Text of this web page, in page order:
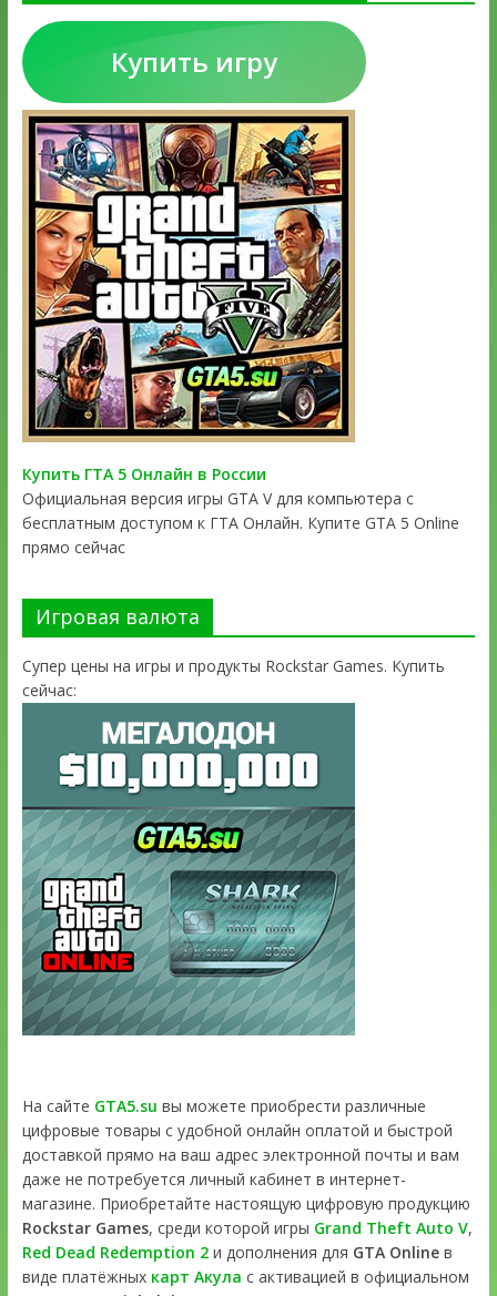
Купить игру
Купить ГТА 5 Онлайн в России
Официальная версия игры GTA V для компьютера с
бесплатным доступом к ГТА Онлайн. Купите GTA 5 Online
прямо сейчас
Игровая валюта
Супер цены на игры и продукты Rockstar Games. Купить
сейчас:
На сайте GTA5.su вы можете приобрести различные
цифровые товары с удобной онлайн оплатой и быстрой
доставкой прямо на ваш адрес электронной почты и вам
даже не потребуется личный кабинет в интернет-
магазине. Приобретайте настоящую цифровую продукцию
Rockstar Games, среди которой игры Grand Theft Auto V,
Red Dead Redemption 2и дополнения для GTA Onlineв
виде платёжных карт Акула с активацией в официальном